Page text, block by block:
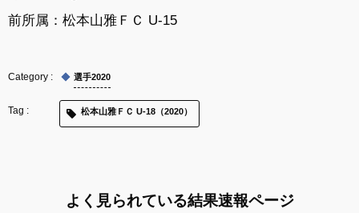
前所属： 松本山雅ＦＣ U-15
選手2020
松本山雅ＦＣ U-18（2020）
よく見られている結果速報ページ